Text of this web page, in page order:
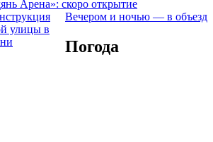
Арена»: скоро открытие
Вечером и ночью — в объезд
Погода